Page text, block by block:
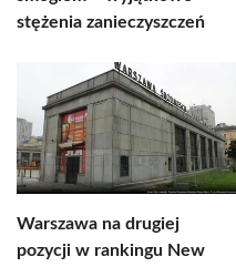
stężenia zanieczyszczeń
Warszawa na drugiej
pozycji w rankingu New